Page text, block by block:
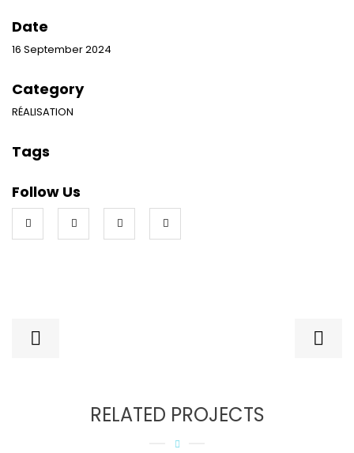
Date
16 September 2024
Category
RÉALISATION
Tags
Follow Us
RELATED PROJECTS